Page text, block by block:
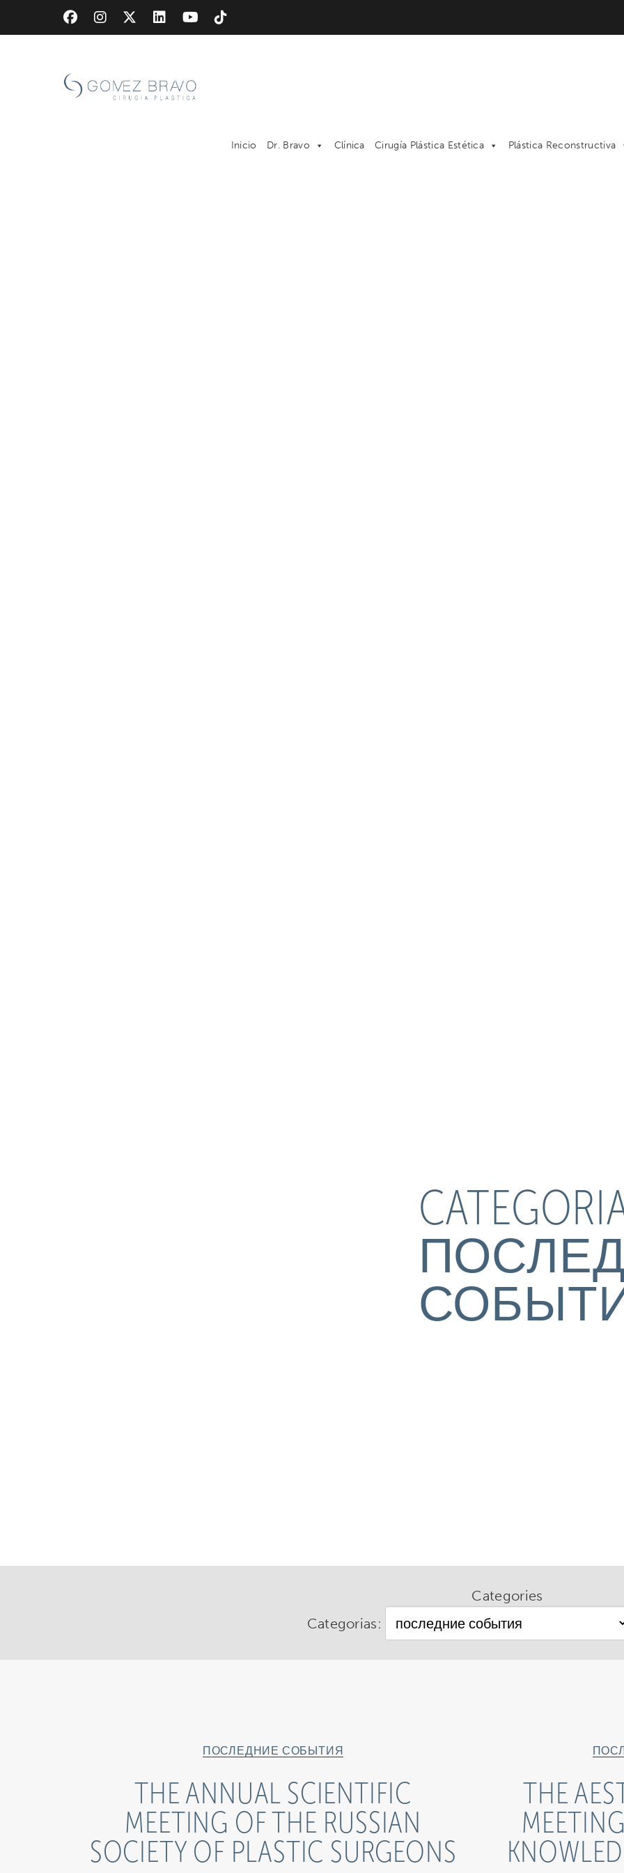
to
Inicio Dr. Bravo Clínica Cirugía Plástica Estética Plástica Reconstructiva
Categorias:
Categories
ПОСЛЕДНИЕ СОБЫТИЯ
THE ANNUAL SCIENTIFIC
MEETING OF THE RUSSIAN
SOCIETY OF PLASTIC SURGEONS
THE